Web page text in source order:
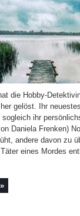
die Hobby-
gelöst. Ihr
sogleich ihr
Daniela Frenken)
andere davon zu
eines Mordes